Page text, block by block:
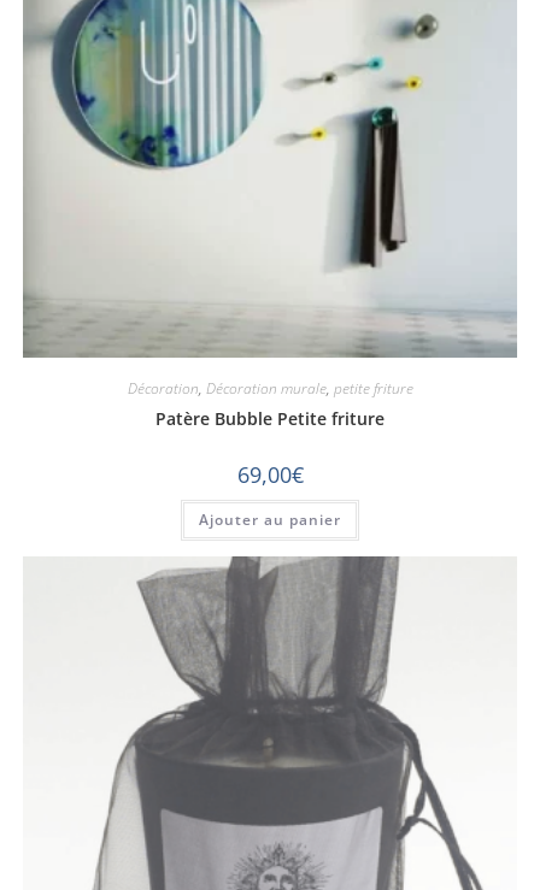
Décoration, Décoration murale, petite friture
Patère Bubble Petite friture
69,00€
Ajouter au panier